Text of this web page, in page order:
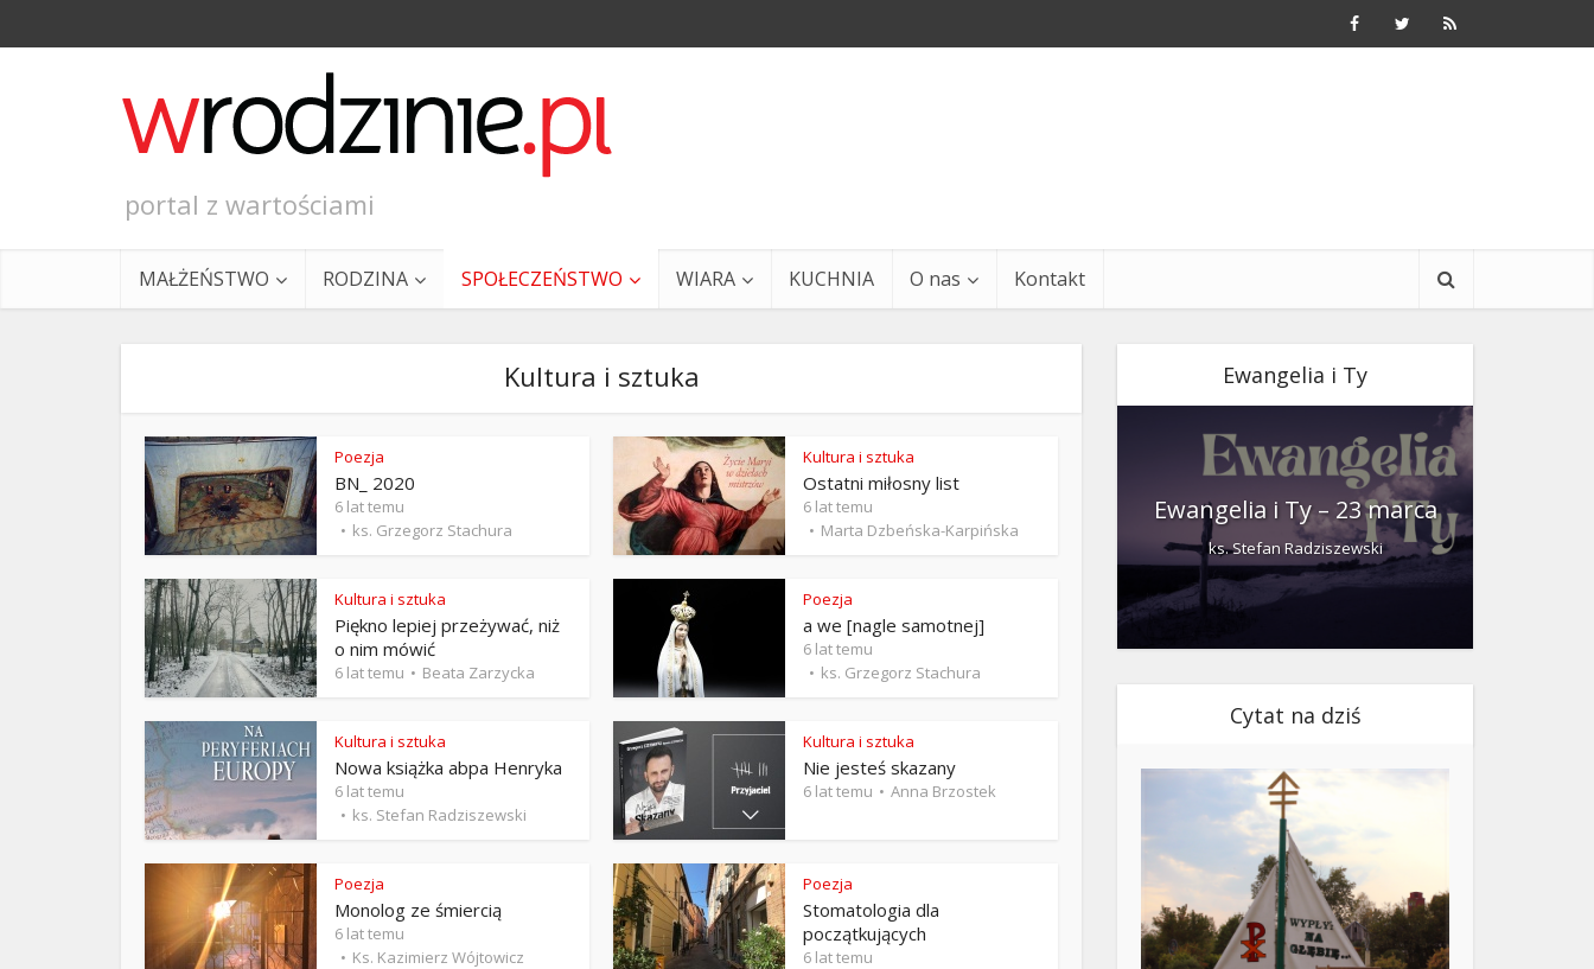
portal z wartościami
MAŁŻEŃSTWO RODZINA SPOŁECZEŃSTWO WIARA KUCHNIA O nas Kontakt
Kultura i sztuka
Poezja
BN_ 2020
6 lat temu
ks. Grzegorz Stachura
Kultura i sztuka
Ostatni miłosny list
6 lat temu
Marta Dzbeńska-Karpińska
Kultura i sztuka
Piękno lepiej przeżywać, niż
o nim mówić
6 lat temu Beata Zarzycka
Poezja
a we [nagle samotnej]
6 lat temu
ks. Grzegorz Stachura
Kultura i sztuka
Nowa książka abpa Henryka
6 lat temu
ks. Stefan Radziszewski
Kultura i sztuka
Nie jesteś skazany
6 lat temu Anna Brzostek
Poezja
Monolog ze śmiercią
6 lat temu
Ks. Kazimierz Wójtowicz
Poezja
Stomatologia dla
początkujących
6 lat temu
Ewangelia i Ty
Ewangelia i Ty – 29 grudnia
ks. Stefan Radziszewski
Ewangelia i Ty – 27 grudnia Ewangelia i Ty – 23 marca
ks. Stefan Radziszewski
Cytat na dziś